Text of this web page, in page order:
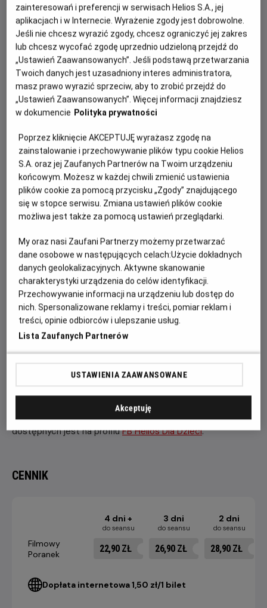
OPIS WYDARZENIA
Zapraszamy na kolejną porcję filmowych niespodzianek w
nowej odsłonie - Filmowe Poranki: Bob Budowniczy, cz.
2, w niedzielę21 czerwca o godzinie 10:30.
Zaprezentujemy zestaw bajek:
Gdzie jest Kicia?
Szalony ślub
Skaczący spychacz
Żart Spychacza
Czas trwania pokazów: 55 minut
Bob Budowniczyto animowany serial dla dzieci. Jego
to Bob Budowniczy oraz jego przyjaciele: koparka,
betoniarka, buldożer, walec i dźwig. Bohaterowie: ludzie i
maszyny – darzą się wzajemnym szacunkiem
udowadniając, że współpraca i pozytywne podejście
pozwalają rozwiązać każdy problem.
Projekcję Filmowych Poranków poprzedzają konkursy
i zabawy na sali kinowej.
Zapraszamy również na kolejneFilmowe Poranki w dniu
12 lipca o godzinie 10:30 !Tym razem zaprezentujemy
zestaw filmów„Świnka Peppa", cz. 3.
Więcej aktualności, konkursów i relacji fotograficznych
dostępnych jest na profiluFB Helios Dla Dzieci.
CENNIK
4 dni +
do seansu
3 dni
do seansu
2 dni
do seansu
Filmowy
Poranek
22,90 ZŁ 26,90 ZŁ 28,90 ZŁ
Dopłata internetowa 1,50 zł/1 bilet
zainteresowań i preferencji w serwisach Helios S.A., jej
aplikacjach i w Internecie. Wyrażenie zgody jest dobrowolne.
Jeśli nie chcesz wyrazić zgody, chcesz ograniczyć jej zakres
lub chcesz wycofać zgodę uprzednio udzieloną przejdź do
„Ustawień Zaawansowanych”. Jeśli podstawą przetwarzania
Twoich danych jest uzasadniony interes administratora,
masz prawo wyrazić sprzeciw, aby to zrobić przejdź do
„Ustawień Zaawansowanych”. Więcej informacji znajdziesz
w dokumencie Polityka prywatności
Poprzez kliknięcie AKCEPTUJĘ wyrażasz zgodę na
zainstalowanie i przechowywanie plików typu cookie Helios
S.A. oraz jej Zaufanych Partnerów na Twoim urządzeniu
końcowym. Możesz w każdej chwili zmienić ustawienia
plików cookie za pomocą przycisku „Zgody” znajdującego
się w stopce serwisu. Zmiana ustawień plików cookie
możliwa jest także za pomocą ustawień przeglądarki.
My oraz nasi Zaufani Partnerzy możemy przetwarzać
dane osobowe w następujących celach:Użycie dokładnych
danych geolokalizacyjnych. Aktywne skanowanie
charakterystyki urządzenia do celów identyfikacji.
Przechowywanie informacji na urządzeniu lub dostęp do
nich. Spersonalizowane reklamy i treści, pomiar reklam i
treści, opinie odbiorców i ulepszanie usług.
Lista Zaufanych Partnerów
USTAWIENIA ZAAWANSOWANE
Akceptuję